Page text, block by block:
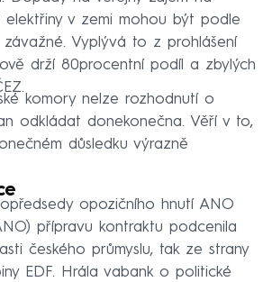
elektřiny v zemi mohou být podle
závažné. Vyplývá to z prohlášení
drží 80procentní podíl a zbylých
komory nelze rozhodnutí o
odkládat donekonečna. Věří v to,
důsledku výrazně
opozičního hnutí ANO
přípravu kontraktu podcenila
českého průmyslu, tak ze strany
EDF. Hrála vabank o politické